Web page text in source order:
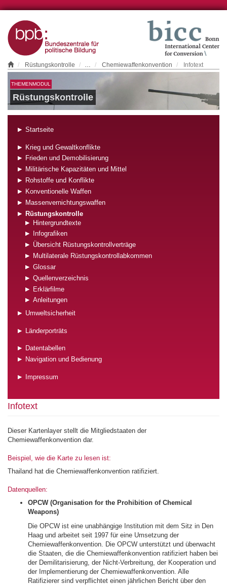
Rüstungskontrolle Chemiewaffenkonvention Infotext
THEMENMODUL
Rüstungskontrolle
Startseite
Krieg und Gewaltkonflikte
Frieden und Demobilisierung
Militärische Kapazitäten und Mittel
Rohstoffe und Konflikte
Konventionelle Waffen
Massenvernichtungswaffen
Rüstungskontrolle
Hintergrundtexte
Infografiken
Übersicht Rüstungskontrollverträge
Multilaterale Rüstungskontrollabkommen
Glossar
Quellenverzeichnis
Erklärfilme
Anleitungen
Umweltsicherheit
Länderporträts
Datentabellen
Navigation und Bedienung
Impressum
Infotext
Dieser Kartenlayer stellt die Mitgliedstaaten der
Chemiewaffenkonvention dar.
Beispiel, wie die Karte zu lesen ist:
Thailand hat die Chemiewaffenkonvention ratifiziert.
Datenquellen:
OPCW (Organisation for the Prohibition of Chemical
Weapons)
Die OPCW ist eine unabhängige Institution mit dem Sitz in Den
Haag und arbeitet seit 1997 für eine Umsetzung der
Chemiewaffenkonvention. Die OPCW unterstützt und überwacht
die Staaten, die die Chemiewaffenkonvention ratifiziert haben bei
der Demilitarisierung, der Nicht-Verbreitung, der Kooperation und
der Implementierung der Chemiewaffenkonvention. Alle
Ratifizierer sind verpflichtet einen jährlichen Bericht über den